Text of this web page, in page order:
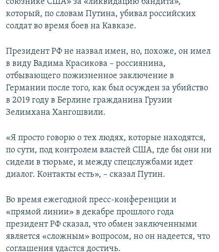
союзнике США» за «ликвидацию бандита»,
который, по словам Путина, убивал российских
солдат во время боев на Кавказе.
Президент РФ не назвал имен, но, похоже, он имел
в виду Вадима Красикова – россиянина,
отбывающего пожизненное заключение в
Германии после того, как был осужден за убийство
в 2019 году в Берлине гражданина Грузии
Зелимхана Хангошвили.
«Я просто говорю о тех людях, которые находятся,
по сути, под контролем властей США, где бы они ни
сидели в тюрьме, и между спецслужбами идет
диалог. Контакты есть», – сказал Путин.
Во время ежегодной пресс-конференции и
«прямой линии» в декабре прошлого года
президент РФ сказал, что обмен заключенными
является «сложным» вопросом, но он надеется, что
соглашения удастся достичь.